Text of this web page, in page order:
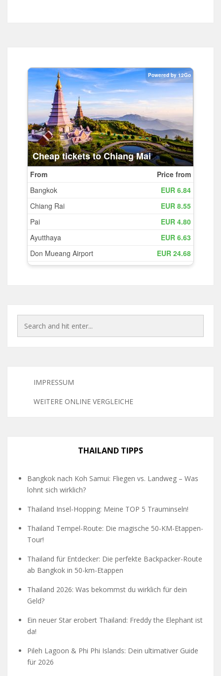
IMPRESSUM
WEITERE ONLINE VERGLEICHE
THAILAND TIPPS
Bangkok nach Koh Samui: Fliegen vs. Landweg – Was
lohnt sich wirklich?
Thailand Insel-Hopping: Meine TOP 5 Trauminseln!
Thailand Tempel-Route: Die magische 50-KM-Etappen-
Tour!
Thailand für Entdecker: Die perfekte Backpacker-Route
ab Bangkok in 50-km-Etappen
Thailand 2026: Was bekommst du wirklich für dein
Geld?
Ein neuer Star erobert Thailand: Freddy the Elephant ist
da!
Pileh Lagoon & Phi Phi Islands: Dein ultimativer Guide
für 2026